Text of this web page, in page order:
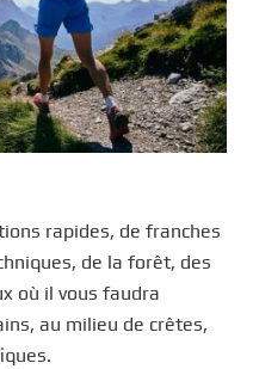
rapides, de franches
de la forêt, des
où il vous faudra
au milieu de crêtes,